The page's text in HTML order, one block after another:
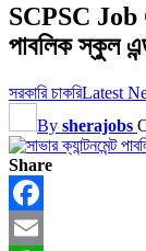
SCPSC Job
পাবলিক স্কুল
সরকারি চাকরিLatest
By sherajobs
Share
Facebook